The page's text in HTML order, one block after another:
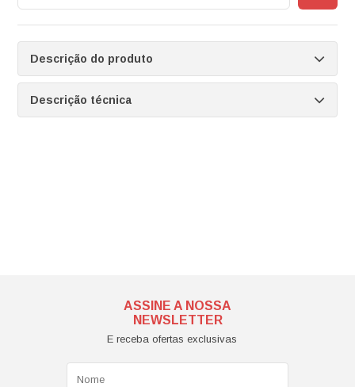
Descrição do produto
Descrição técnica
ASSINE A NOSSA
NEWSLETTER
E receba ofertas exclusivas